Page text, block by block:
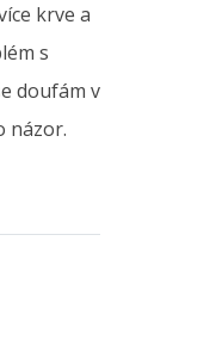
krve a
s
doufám v
názor.